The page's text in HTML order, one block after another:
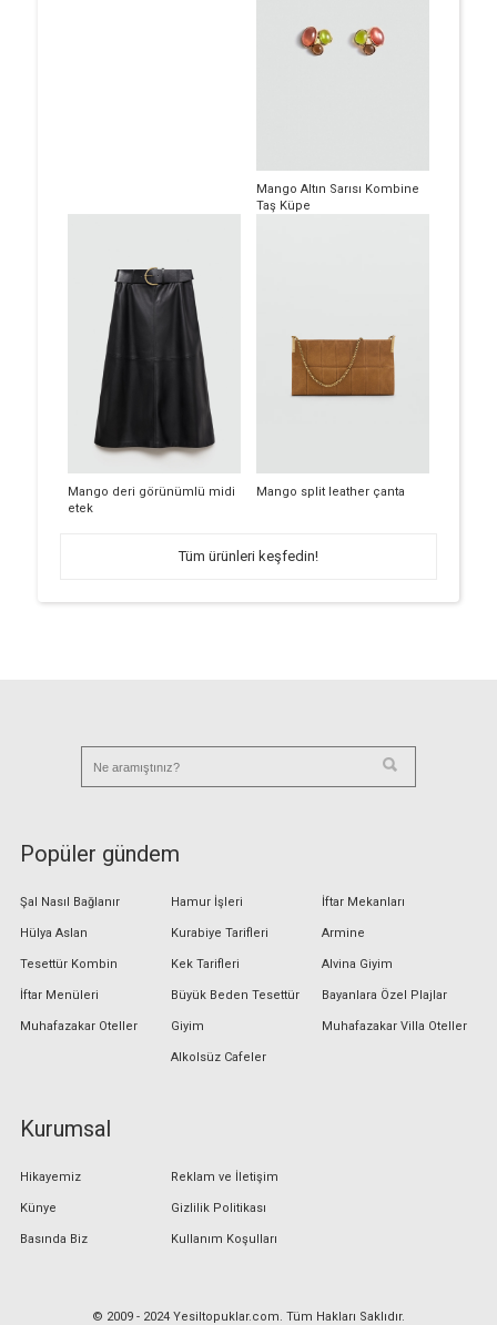
Mango Altın Sarısı Kombine
Taş Küpe
Mango deri görünümlü midi
etek
Mango split leather çanta
Tüm ürünleri keşfedin!
Popüler gündem
Şal Nasıl Bağlanır
Hülya Aslan
Tesettür Kombin
İftar Menüleri
Muhafazakar Oteller
Hamur İşleri
Kurabiye Tarifleri
Kek Tarifleri
Büyük Beden Tesettür
Giyim
Alkolsüz Cafeler
İftar Mekanları
Armine
Alvina Giyim
Bayanlara Özel Plajlar
Muhafazakar Villa Oteller
Kurumsal
Hikayemiz
Künye
Basında Biz
Reklam ve İletişim
Gizlilik Politikası
Kullanım Koşulları
© 2009 - 2024 Yesiltopuklar.com. Tüm Hakları Saklıdır.